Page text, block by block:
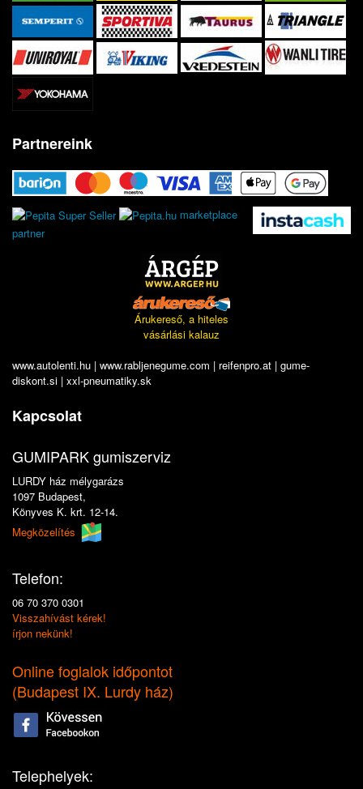
Partnereink
marketplace
partner
Árukereső, a hiteles
vásárlási kalauz
www.autolenti.hu | www.rabljenegume.com | reifenpro.at | gume-
diskont.si | xxl-pneumatiky.sk
Kapcsolat
GUMIPARK gumiszerviz
LURDY ház mélygarázs
1097 Budapest,
Könyves K. krt. 12-14.
Megközelítés
Telefon:
06 70 370 0301
Visszahívást kérek!
írjon nekünk!
Online foglalok időpontot
(Budapest IX. Lurdy ház)
Telephelyek: